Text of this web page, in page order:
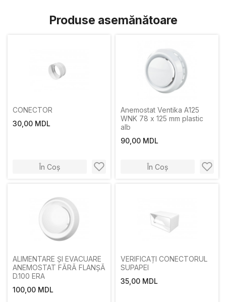
Produse asemănătoare
CONECTOR
30,00 MDL
În Coș
Anemostat Ventika A125
WNK 78 x 125 mm plastic
alb
90,00 MDL
În Coș
ALIMENTARE ȘI EVACUARE
ANEMOSTAT FĂRĂ FLANȘĂ
D.100 ERA
100,00 MDL
VERIFICAȚI CONECTORUL
SUPAPEI
35,00 MDL